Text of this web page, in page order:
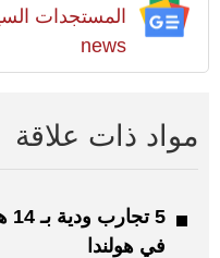
news
مواد ذات علاقة
في هولندا